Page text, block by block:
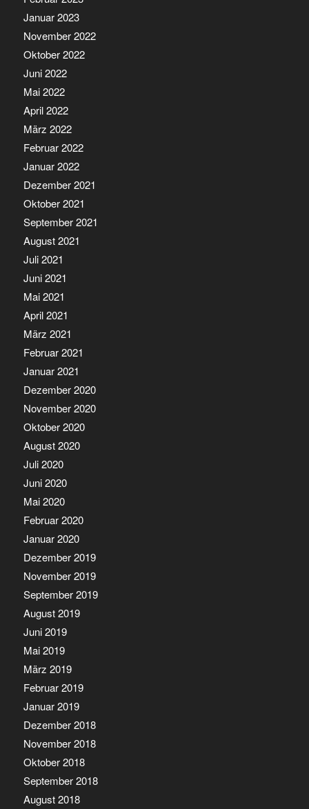
Januar 2023
November 2022
Oktober 2022
Juni 2022
Mai 2022
April 2022
März 2022
Februar 2022
Januar 2022
Dezember 2021
Oktober 2021
September 2021
August 2021
Juli 2021
Juni 2021
Mai 2021
April 2021
März 2021
Februar 2021
Januar 2021
Dezember 2020
November 2020
Oktober 2020
August 2020
Juli 2020
Juni 2020
Mai 2020
Februar 2020
Januar 2020
Dezember 2019
November 2019
September 2019
August 2019
Juni 2019
Mai 2019
März 2019
Februar 2019
Januar 2019
Dezember 2018
November 2018
Oktober 2018
September 2018
August 2018